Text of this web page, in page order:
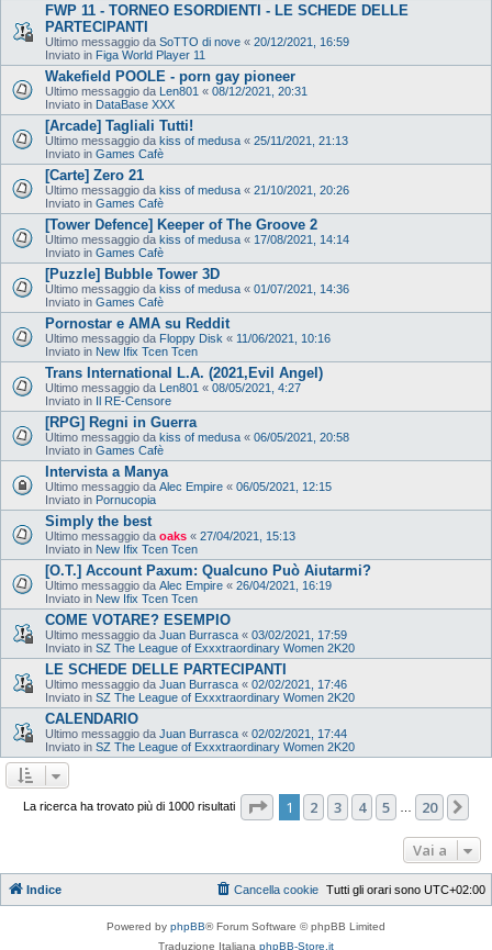
FWP 11 - TORNEO ESORDIENTI - LE SCHEDE DELLE
PARTECIPANTI
Ultimo messaggio da SoTTO di nove « 20/12/2021, 16:59
Inviato in Figa World Player 11
Wakefield POOLE - porn gay pioneer
Ultimo messaggio da Len801 « 08/12/2021, 20:31
Inviato in DataBase XXX
[Arcade] Tagliali Tutti!
Ultimo messaggio da kiss of medusa « 25/11/2021, 21:13
Inviato in Games Cafè
[Carte] Zero 21
Ultimo messaggio da kiss of medusa « 21/10/2021, 20:26
Inviato in Games Cafè
[Tower Defence] Keeper of The Groove 2
Ultimo messaggio da kiss of medusa « 17/08/2021, 14:14
Inviato in Games Cafè
[Puzzle] Bubble Tower 3D
Ultimo messaggio da kiss of medusa « 01/07/2021, 14:36
Inviato in Games Cafè
Pornostar e AMA su Reddit
Ultimo messaggio da Floppy Disk « 11/06/2021, 10:16
Inviato in New Ifix Tcen Tcen
Trans International L.A. (2021,Evil Angel)
Ultimo messaggio da Len801 « 08/05/2021, 4:27
Inviato in Il RE-Censore
[RPG] Regni in Guerra
Ultimo messaggio da kiss of medusa « 06/05/2021, 20:58
Inviato in Games Cafè
Intervista a Manya
Ultimo messaggio da Alec Empire « 06/05/2021, 12:15
Inviato in Pornucopia
Simply the best
Ultimo messaggio da oaks « 27/04/2021, 15:13
Inviato in New Ifix Tcen Tcen
[O.T.] Account Paxum: Qualcuno Può Aiutarmi?
Ultimo messaggio da Alec Empire « 26/04/2021, 16:19
Inviato in New Ifix Tcen Tcen
COME VOTARE? ESEMPIO
Ultimo messaggio da Juan Burrasca « 03/02/2021, 17:59
Inviato in SZ The League of Exxxtraordinary Women 2K20
LE SCHEDE DELLE PARTECIPANTI
Ultimo messaggio da Juan Burrasca « 02/02/2021, 17:46
Inviato in SZ The League of Exxxtraordinary Women 2K20
CALENDARIO
Ultimo messaggio da Juan Burrasca « 02/02/2021, 17:44
Inviato in SZ The League of Exxxtraordinary Women 2K20
La ricerca ha trovato più di 1000 risultati Pagina di 20
1 2 3 4 5 20
Vai a
Indice Tutti gli orari sono UTC+02:00
Cancella cookie
Powered by phpBB® Forum Software © phpBB Limited
Traduzione Italiana phpBB-Store.it